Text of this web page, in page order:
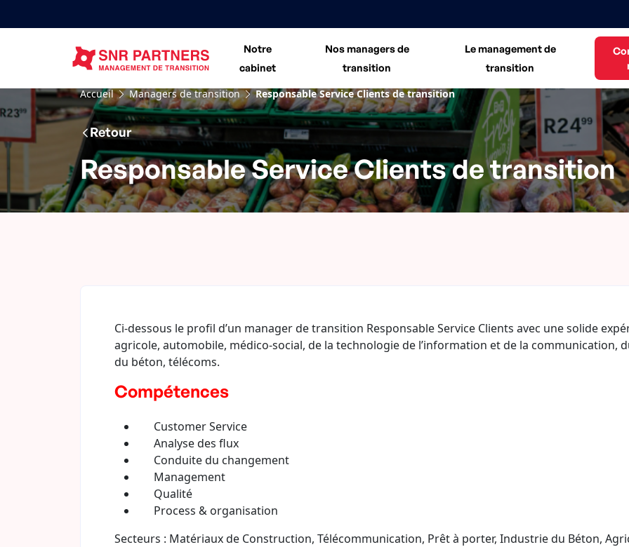
Notre
cabinet
Nos managers de
transition
Le management de
transition
Accueil Managers de transition Responsable Service Clients de transition
Retour
Responsable Service Clients de transition
Ci-dessous le profil d’un manager de transition Responsable Service Clients avec une solide
agricole, automobile, médico-social, de la technologie de l’information et de la communication,
du béton, télécoms.
Compétences
Customer Service
Analyse des flux
Conduite du changement
Management
Qualité
Process & organisation
Secteurs : Matériaux de Construction, Télécommunication, Prêt à porter, Industrie du Béton,